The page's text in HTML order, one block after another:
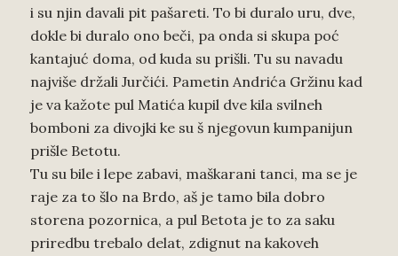
i su njin davali pit pašareti. To bi duralo uru, dve,
dokle bi duralo ono beči, pa onda si skupa poć
kantajuć doma, od kuda su prišli. Tu su navadu
najviše držali Jurčići. Pametin Andrića Gržinu kad
je va kažote pul Matića kupil dve kila svilneh
bomboni za divojki ke su š njegovun kumpanijun
prišle Betotu.
Tu su bile i lepe zabavi, maškarani tanci, ma se je
raje za to šlo na Brdo, aš je tamo bila dobro
storena pozornica, a pul Betota je to za saku
priredbu trebalo delat, zdignut na kakoveh